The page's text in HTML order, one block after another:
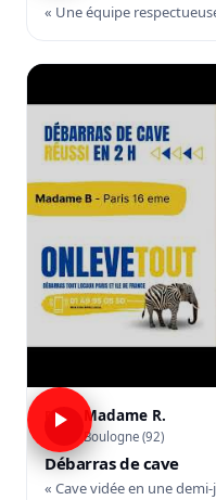
« Une équipe
Madame R.
Boulogne (92)
Débarras de cave
« Cave vidée en une